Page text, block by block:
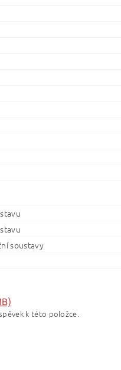
soustavy
k této položce.